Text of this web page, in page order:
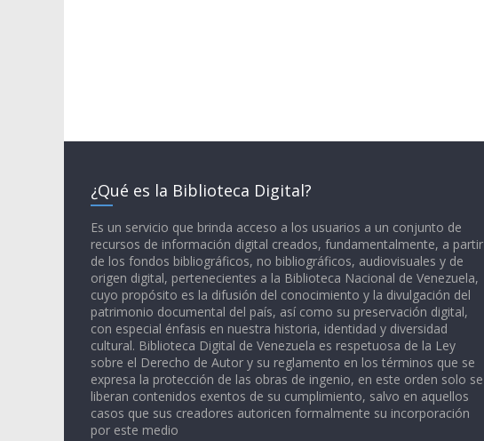
¿Qué es la Biblioteca Digital?
Es un servicio que brinda acceso a los usuarios a un conjunto de
recursos de información digital creados, fundamentalmente, a partir
de los fondos bibliográficos, no bibliográficos, audiovisuales y de
origen digital, pertenecientes a la Biblioteca Nacional de Venezuela,
cuyo propósito es la difusión del conocimiento y la divulgación del
patrimonio documental del país, así como su preservación digital,
con especial énfasis en nuestra historia, identidad y diversidad
cultural. Biblioteca Digital de Venezuela es respetuosa de la Ley
sobre el Derecho de Autor y su reglamento en los términos que se
expresa la protección de las obras de ingenio, en este orden solo se
liberan contenidos exentos de su cumplimiento, salvo en aquellos
casos que sus creadores autoricen formalmente su incorporación
por este medio